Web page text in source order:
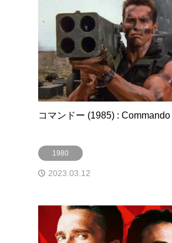
コマンドー (1985) : Commando
1980
2023.03.12